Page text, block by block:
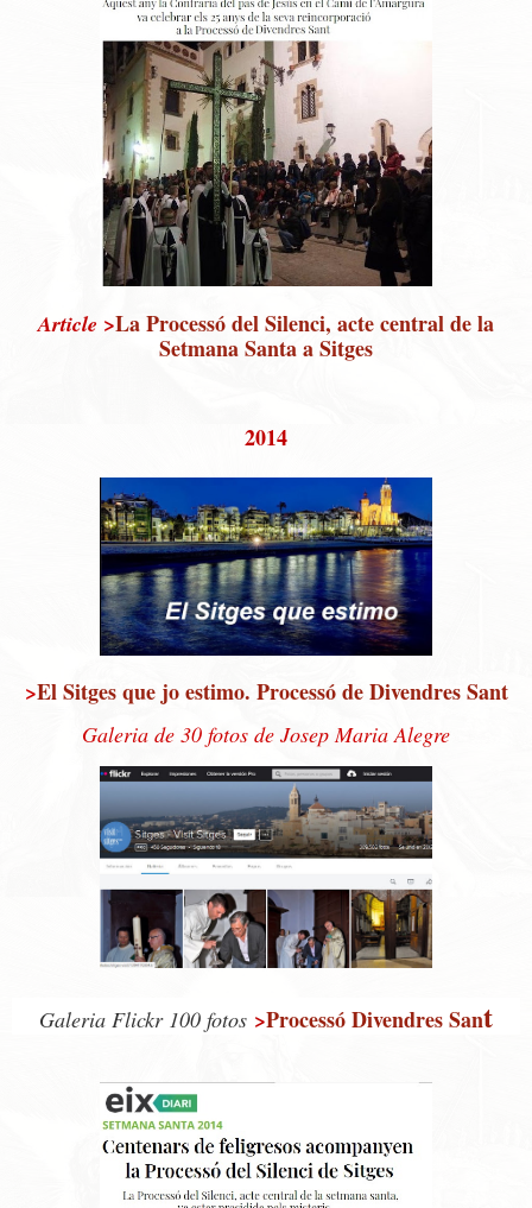
Article >La Processó del Silenci, acte central de la
Setmana Santa a Sitges
2014
>El Sitges que jo estimo. Processó de Divendres Sant
Galeria de 30 fotos de Josep Maria Alegre
Galeria Flickr 100 fotos >Processó Divendres Sant